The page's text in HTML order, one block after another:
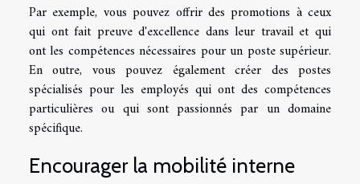
Par exemple, vous pouvez offrir des promotions à ceux
qui ont fait preuve d'excellence dans leur travail et qui
ont les compétences nécessaires pour un poste supérieur.
En outre, vous pouvez également créer des postes
spécialisés pour les employés qui ont des compétences
particulières ou qui sont passionnés par un domaine
spécifique.
Encourager la mobilité interne